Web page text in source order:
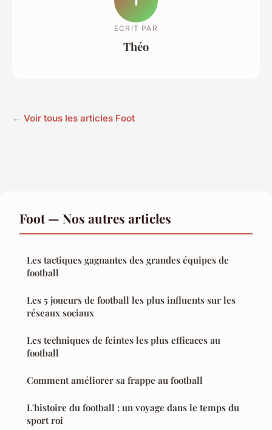
ECRIT PAR
Théo
← Voir tous les articles Foot
Foot — Nos autres articles
Les tactiques gagnantes des grandes équipes de
football
Les 5 joueurs de football les plus influents sur les
réseaux sociaux
Les techniques de feintes les plus efficaces au
football
Comment améliorer sa frappe au football
L'histoire du football : un voyage dans le temps du
sport roi